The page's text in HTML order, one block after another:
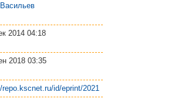
2014 04:18
2018 03:35
id/eprint/2021